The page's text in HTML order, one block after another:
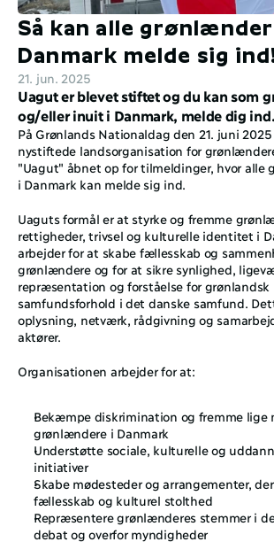
Så kan alle
Danmark melde sig
21. jun. 2025
Uagut er blevet stiftet og du kan som
og/eller inuit i Danmark, melde dig ind.
På Grønlands Nationaldag den 21. juni
nystiftede landsorganisation for
"Uagut" åbnet op for tilmeldinger, hvor alle
i Danmark kan melde sig ind.
Uaguts formål er at styrke og fremme
rettigheder, trivsel og kulturelle identitet i
arbejder for at skabe fællesskab og
grønlændere og for at sikre synlighed,
repræsentation og forståelse for grønlandsk
samfundsforhold i det danske samfund.
oplysning, netværk, rådgivning og
aktører.
Organisationen arbejder for at:
Bekæmpe diskrimination og fremme lige
grønlændere i Danmark
Understøtte sociale, kulturelle og
initiativer
Skabe mødesteder og arrangementer,
fællesskab og kulturel stolthed
Repræsentere grønlænderes stemmer i
debat og overfor myndigheder